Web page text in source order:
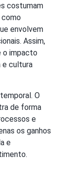
costumam
envolvem
Assim,
o impacto
e cultura
O
de forma
e
os ganhos
e